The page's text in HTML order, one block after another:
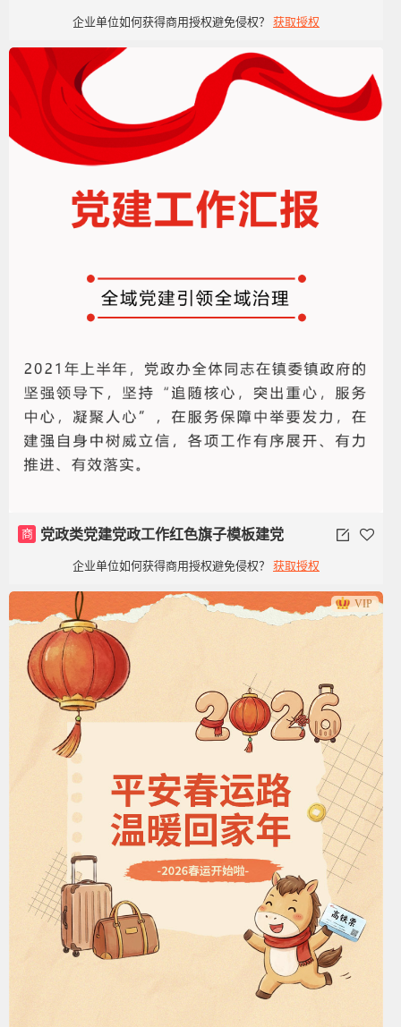
企业单位如何获得商用授权避免侵权？ 获取授权
商 党政类党建党政工作红色旗子模板建党
企业单位如何获得商用授权避免侵权？ 获取授权
VIP